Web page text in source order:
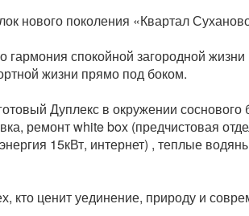
нового поколения «Квартал
спокойной загородной
жизни прямо под боком.
Дуплекс в окружении
ремонт white box (предчистовая
15кВт, интернет) , теплые
кто ценит уединение, природу и